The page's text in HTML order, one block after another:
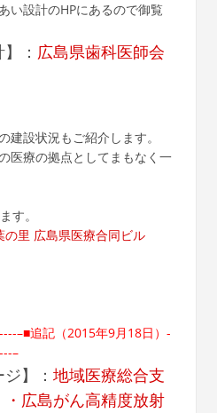
い設計のHPにあるので御覧
： 広島県歯科医師会
建設状況もご紹介します。
医療の拠点としてまもなく一
す。
里 広島県医療合同ビル
–■追記（2015年9月18日）-
–
】： 地域医療総合支
広島がん高精度放射